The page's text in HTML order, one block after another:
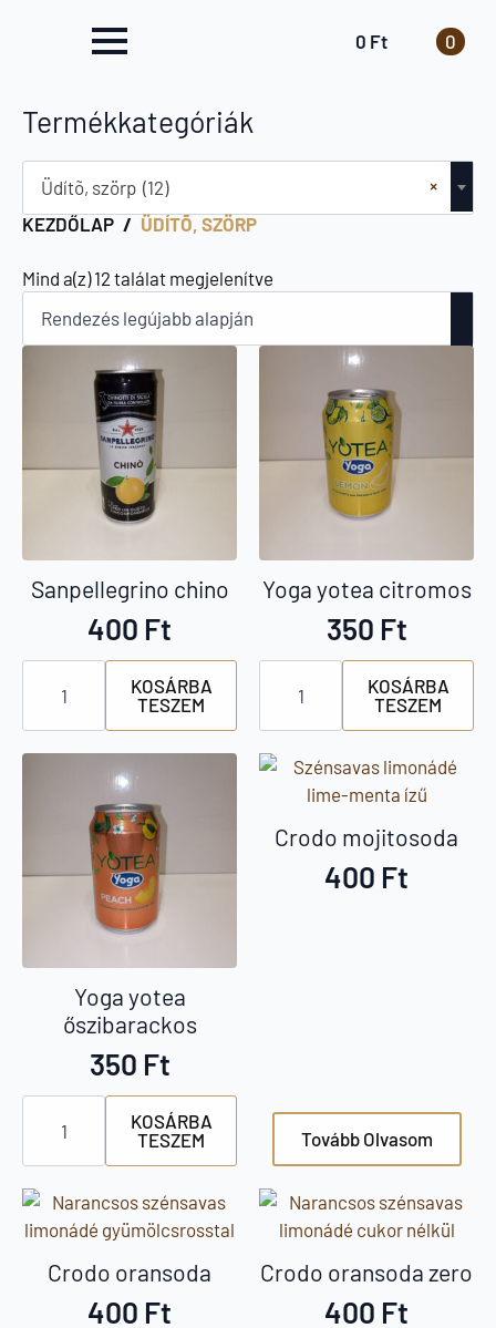
0 Ft 0
Termékkategóriák
×
Üdítõ, szörp (12)
KEZDŐLAP
ÜDÍTÕ, SZÖRP
Mind a(z) 12 találat megjelenítve
Sanpellegrino chino
400 Ft
Sanpellegrino
chino
mennyiség
KOSÁRBA
TESZEM
Yoga yotea citromos
350 Ft
Yoga
yotea
citromos
mennyiség
KOSÁRBA
TESZEM
Yoga yotea
őszibarackos
350 Ft
Yoga
yotea
őszibarackos
mennyiség
KOSÁRBA
TESZEM
Crodo mojitosoda
400 Ft
Tovább Olvasom
Crodo oransoda
400 Ft
Crodo oransoda zero
400 Ft